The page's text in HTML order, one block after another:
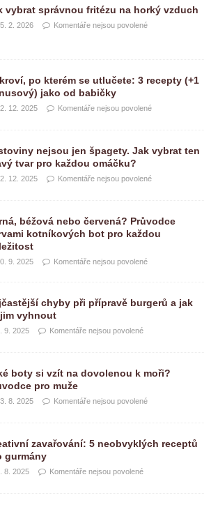
vybrat správnou fritézu na horký vzduch
2. 2026 Komentáře nejsou povolené
po kterém se utlučete: 3 recepty (+1
jako od babičky
12. 2025 Komentáře nejsou povolené
nejsou jen špagety. Jak vybrat ten
tvar pro každou omáčku?
12. 2025 Komentáře nejsou povolené
béžová nebo červená? Průvodce
kotníkových bot pro každou
9. 2025 Komentáře nejsou povolené
chyby při přípravě burgerů a jak
vyhnout
9. 2025 Komentáře nejsou povolené
boty si vzít na dovolenou k moři?
pro muže
8. 2025 Komentáře nejsou povolené
zavařování: 5 neobvyklých receptů
gurmány
8. 2025 Komentáře nejsou povolené